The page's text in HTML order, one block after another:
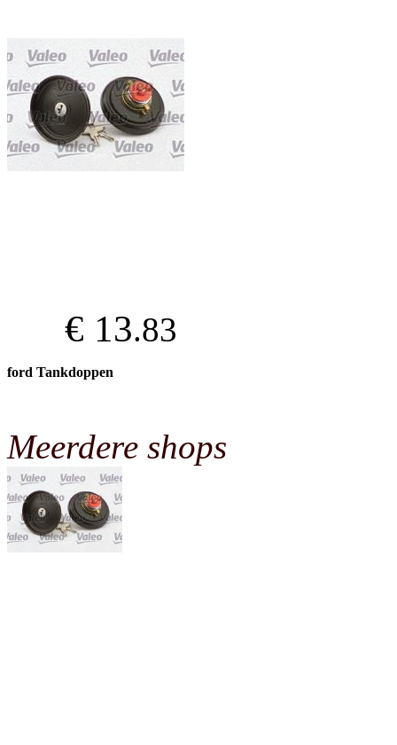
€ 13.83
ford Tankdoppen
Meerdere shops